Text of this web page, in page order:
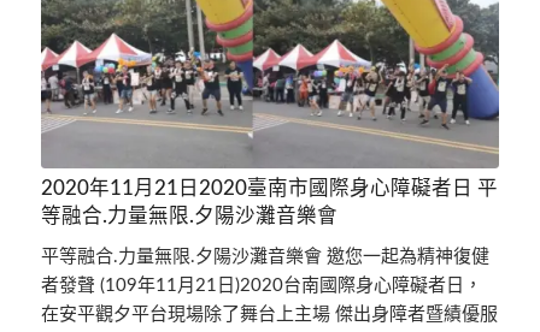
2020年11月21日2020臺南市國際身心障礙者日 平
等融合.力量無限.夕陽沙灘音樂會
平等融合.力量無限.夕陽沙灘音樂會 邀您一起為精神復健
者發聲 (109年11月21日)2020台南國際身心障礙者日，
在安平觀夕平台現場除了舞台上主場 傑出身障者暨績優服